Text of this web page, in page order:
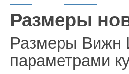
Размеры
Размеры Вижн
параметрами